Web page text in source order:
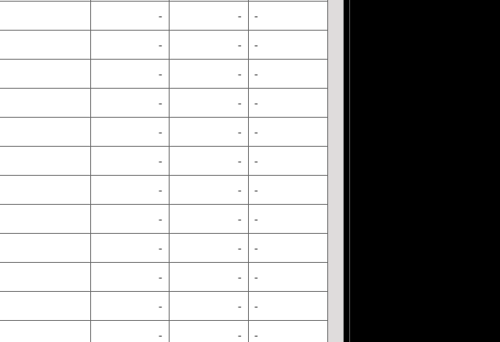
- - -
- - -
- - -
- - -
- - -
- - -
- - -
- - -
- - -
- - -
- - -
- - -